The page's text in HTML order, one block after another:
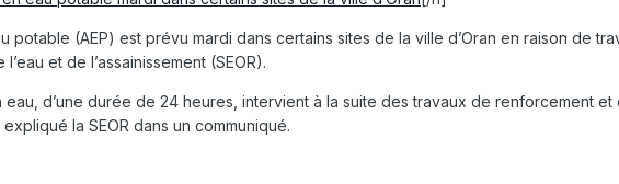
potable (AEP) est prévu mardi dans certains sites de la ville d’Oran en raison de
et de l’assainissement (SEOR).
eau, d’une durée de 24 heures, intervient à la suite des travaux de renforcement et
la SEOR dans un communiqué.